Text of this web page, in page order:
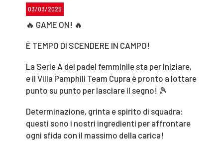
03/03/2025
🔥 GAME ON! 🔥
È TEMPO DI SCENDERE IN CAMPO!
La Serie A del padel femminile sta per iniziare,
e il Villa Pamphili Team Cupra è pronto a lottare
punto su punto per lasciare il segno! 🎾
Determinazione, grinta e spirito di squadra:
questi sono i nostri ingredienti per affrontare
ogni sfida con il massimo della carica!